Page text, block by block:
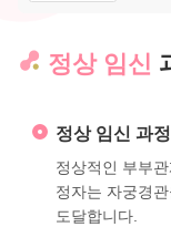
정상 임신
정상 임신 과정
정상적인 부부
정자는 자궁경
도달합니다.